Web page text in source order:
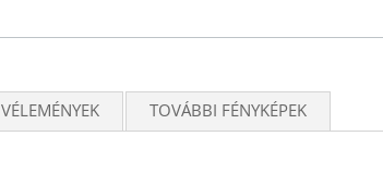
VÉLEMÉNYEK TOVÁBBI FÉNYKÉPEK